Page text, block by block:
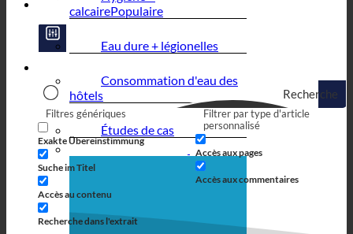
Recherche
Filtres génériques
Exakte Übereinstimmung
Suche im Titel
Accès au contenu
Recherche dans l'extrait
Filtrer par type d'article
personnalisé
Accès aux pages
Accès aux commentaires
calcaire
Eau dure + légionelles
Consommation d'eau des
hôtels
Études de cas